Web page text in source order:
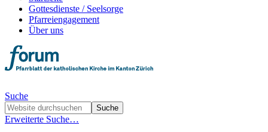
Gottesdienste / Seelsorge
Pfarreiengagement
Über uns
Suche
Erweiterte Suche…